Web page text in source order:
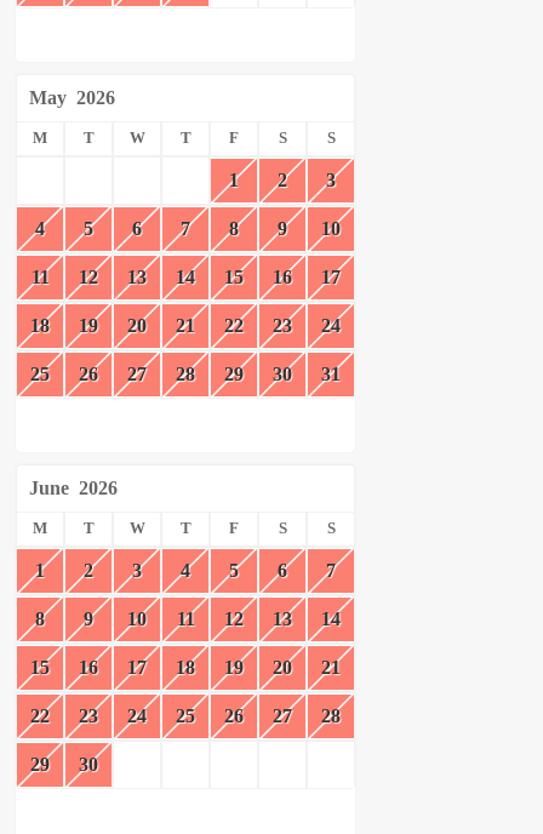
May 2026
M T W T F S S
1 2 3
4 5 6 7 8 9 10
11 12 13 14 15 16 17
18 19 20 21 22 23 24
25 26 27 28 29 30 31
June 2026
M T W T F S S
1 2 3 4 5 6 7
8 9 10 11 12 13 14
15 16 17 18 19 20 21
22 23 24 25 26 27 28
29 30